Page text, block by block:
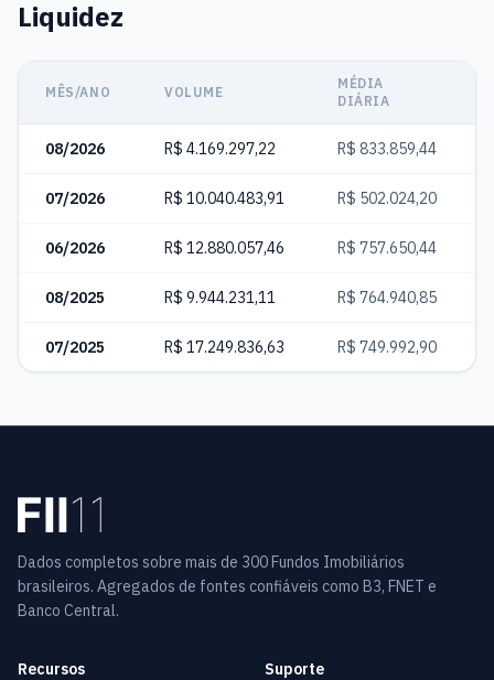
Liquidez
MÊS/ANO VOLUME
MÉDIA
DIÁRIA
08/2026 R$ 4.169.297,22 R$ 833.859,44
07/2026 R$ 10.040.483,91 R$ 502.024,20
06/2026 R$ 12.880.057,46 R$ 757.650,44
08/2025 R$ 9.944.231,11 R$ 764.940,85
07/2025 R$ 17.249.836,63 R$ 749.992,90
Dados completos sobre mais de 300 Fundos Imobiliários
brasileiros. Agregados de fontes confiáveis como B3, FNET e
Banco Central.
Recursos Suporte